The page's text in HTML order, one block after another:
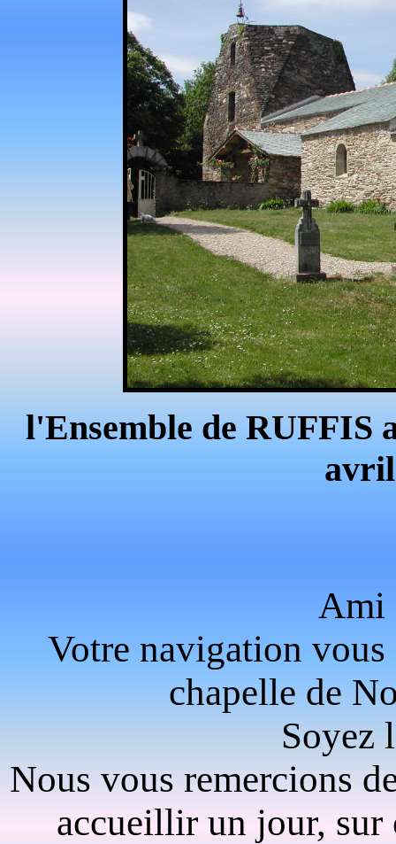
l'Ensemble de RUFFIS
Ami
Votre navigation
chapelle de
Soyez
Nous vous remercions
accueillir un jour, sur